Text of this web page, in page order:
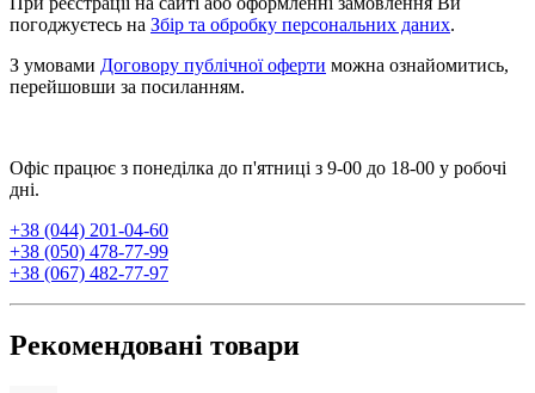
погоджуєтесь на Збір та обробку персональних даних.
З умовами Договору публічної оферти можна ознайомитись,
перейшовши за посиланням.
Офіс працює з понеділка до п'ятниці з 9-00 до 18-00 у робочі
дні.
+38 (044) 201-04-60
+38 (050) 478-77-99
+38 (067) 482-77-97
Рекомендовані товари